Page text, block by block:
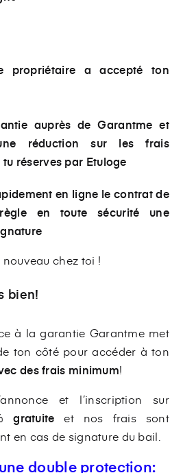
propriétaire a accepté ton
auprès de Garantme et
réduction sur les frais
tu réserves par Etuloge
en ligne le contrat de
règle en toute sécurité une
chez toi !
bien!
à la garantie Garantme met
ton côté pour accéder à ton
des frais minimum!
et l’inscription sur
gratuite et nos frais sont
en cas de signature du bail.
double protection: